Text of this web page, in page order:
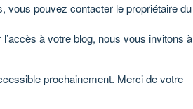
vous pouvez contacter le propriétaire du
à votre blog, nous vous invitons à
prochainement. Merci de votre